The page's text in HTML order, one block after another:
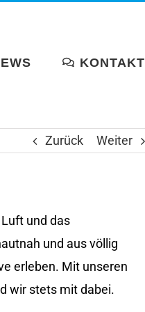
KONTAKT
Zurück Weiter
und das
und aus völlig
erleben. Mit unseren
wir stets mit dabei.